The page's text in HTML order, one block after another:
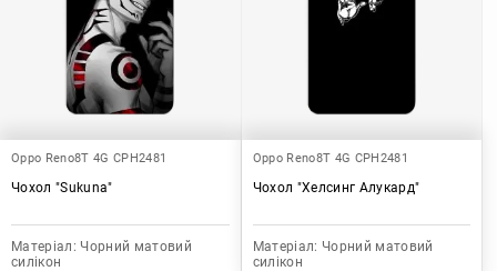
Oppo Reno8T 4G CPH2481
Чохол "Sukuna"
Матеріал: Чорний матовий
силікон
Oppo Reno8T 4G CPH2481
Чохол "Хелсинг Алукард"
Матеріал: Чорний матовий
силікон